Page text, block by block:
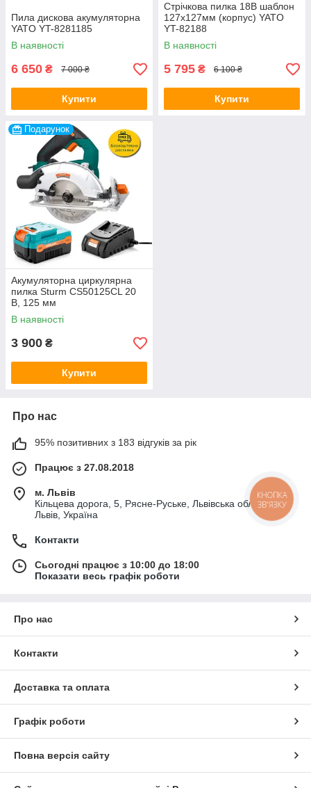
Пила дискова акумуляторна
YATO YT-8281185
В наявності
6 650 ₴ 7 000 ₴
Купити
Стрічкова пилка 18В шаблон
127х127мм (корпус) YATO
YT-82188
В наявності
5 795 ₴ 6 100 ₴
Купити
Подарунок
Акумуляторна циркулярна
пилка Sturm CS50125CL 20
В, 125 мм
В наявності
3 900 ₴
Купити
Про нас
95% позитивних з 183 відгуків за рік
Працює з 27.08.2018
м. Львів
Кільцева дорога, 5, Рясне-Руське, Львівська область,
Львів, Україна
Контакти
Сьогодні працює з 10:00 до 18:00
Показати весь графік роботи
Про нас
Контакти
Доставка та оплата
Графік роботи
Повна версія сайту
КНОПКА
ЗВ'ЯЗКУ